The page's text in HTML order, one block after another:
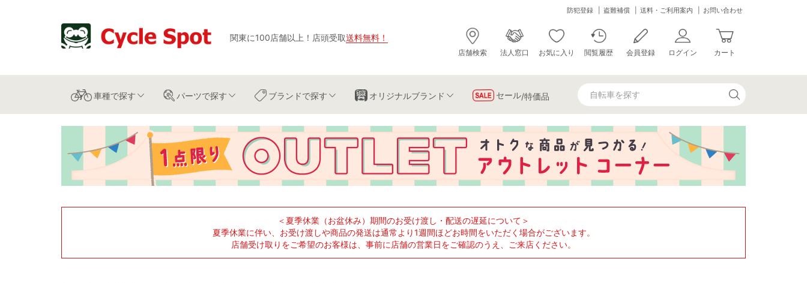
関東に100店舗以上 ！ 店頭受取送料無料 ！
防犯登録 盗難補償 送料・ご利用案内 お問い合わせ
店舗検索 法人窓口 お気に入り 閲覧履歴 会員登録 ログイン カート
車種で探す パーツで探す ブランドで探す オリジナルブランド セール/特価品
＜夏季休業（お盆休み）期間のお受け渡し・配送の遅延について＞
夏季休業に伴い、お受け渡しや商品の発送は通常より1週間ほどお時間をいただく場合がございます。
店舗受け取りをご希望のお客様は、事前に店舗の営業日をご確認のうえ、ご来店ください。